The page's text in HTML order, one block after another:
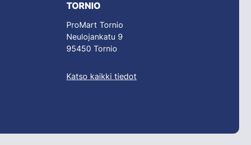
TORNIO
ProMart Tornio
Neulojankatu 9
95450 Tornio
Katso kaikki tiedot